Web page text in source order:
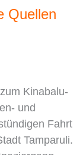
Quellen
Kinabalu-
und
Fahrt
Tamparuli.